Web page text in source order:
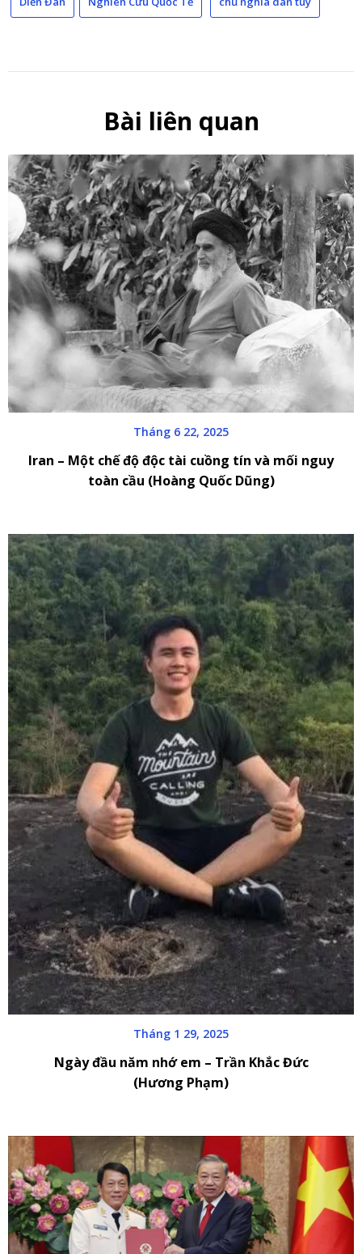
Bài liên quan
Tháng 6 22, 2025
Iran – Một chế độ độc tài cuồng tín và mối nguy
toàn cầu (Hoàng Quốc Dũng)
Tháng 1 29, 2025
Ngày đầu năm nhớ em – Trần Khắc Đức
(Hương Phạm)